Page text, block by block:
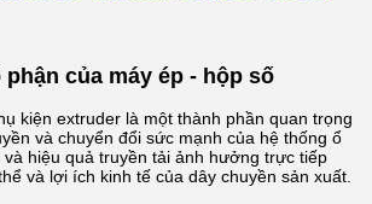
phận của máy ép - hộp số
kiện extruder là một thành phần quan trọng
và chuyển đổi sức mạnh của hệ thống ổ
hiệu quả truyền tải ảnh hưởng trực tiếp
và lợi ích kinh tế của dây chuyền sản xuất.